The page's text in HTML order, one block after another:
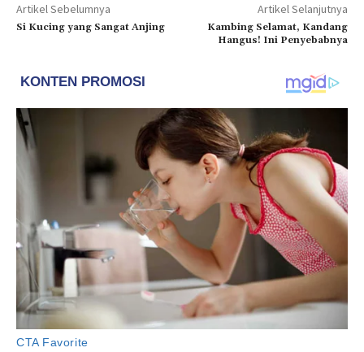
Artikel Sebelumnya
Si Kucing yang Sangat Anjing
Artikel Selanjutnya
Kambing Selamat, Kandang
Hangus! Ini Penyebabnya